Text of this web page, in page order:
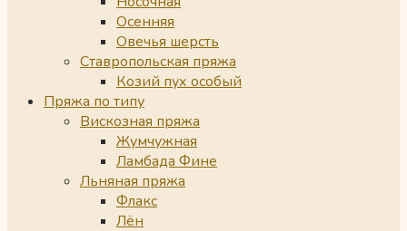
Осенняя
Овечья шерсть
Ставропольская пряжа
Козий пух особый
Пряжа по типу
Вискозная пряжа
Жумчужная
Ламбада Фине
Льняная пряжа
Флакс
Лён